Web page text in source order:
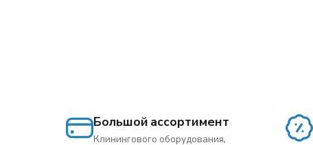
Большой ассортимент
Клинингового оборудования,